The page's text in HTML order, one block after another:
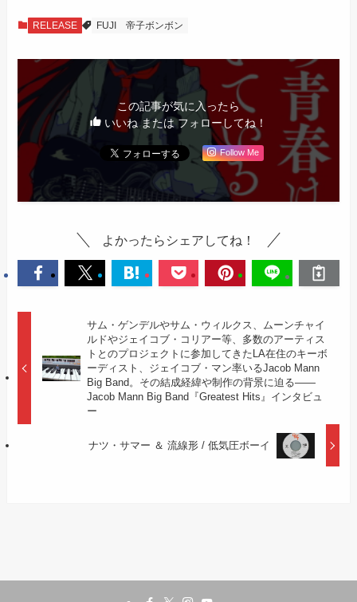
RELEASE FUJI 帝子ボンボン
この記事が気に入ったら
いいね または フォローしてね！
Follow Me
よかったらシェアしてね！
サム・ゲンデルやサム・ウィルクス、ムーンチャイ
ルドやジェイコブ・コリアー等、多数のアーティス
トとのプロジェクトに参加してきたLA在住のキーボ
ーディスト、ジェイコブ・マン率いるJacob Mann
Big Band。その結成経緯や制作の背景に迫る——
Jacob Mann Big Band『Greatest Hits』インタビュ
ー
ナツ・サマー ＆ 流線形 / 低気圧ボーイ